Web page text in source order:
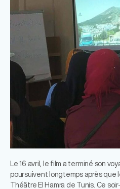
Le 16 avril, le film a terminé son
poursuivent longtemps après que
Théâtre El Hamra de Tunis. Ce